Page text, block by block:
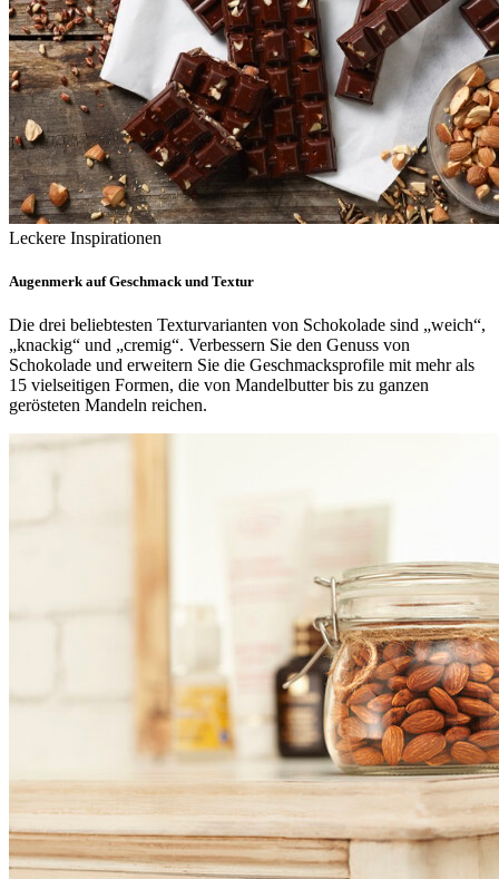
Leckere Inspirationen
Augenmerk auf Geschmack und Textur
Die drei beliebtesten Texturvarianten von Schokolade sind „weich“,
„knackig“ und „cremig“. Verbessern Sie den Genuss von
Schokolade und erweitern Sie die Geschmacksprofile mit mehr als
15 vielseitigen Formen, die von Mandelbutter bis zu ganzen
gerösteten Mandeln reichen.